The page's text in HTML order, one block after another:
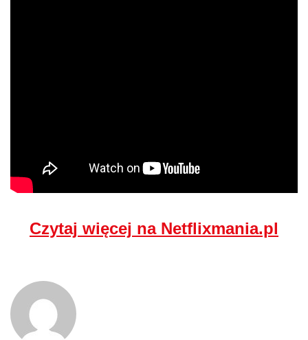
Czytaj więcej na Netflixmania.pl